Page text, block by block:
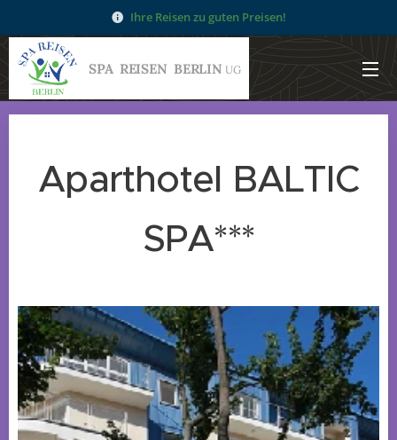
Ihre Reisen zu guten Preisen!
SPA REISENBERLIN UG
Aparthotel BALTIC
SPA***